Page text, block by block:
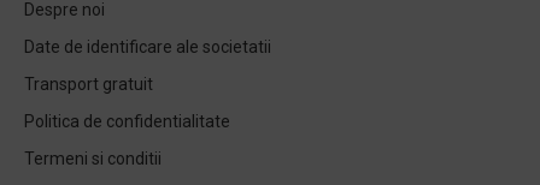
Despre noi
Date de identificare ale societatii
Transport gratuit
Politica de confidentialitate
Termeni si conditii